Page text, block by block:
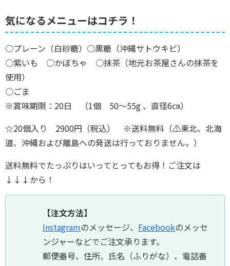
気になるメニューはコチラ！
○プレーン（白砂糖）○黒糖（沖縄サトウキビ）
○紫いも ○かぼちゃ ○抹茶（地元お茶屋さんの抹茶を
使用）
○ごま
※賞味期限：20日 （1個 50〜55g 、直径6㎝）
☆20個入り 2900円（税込） ※送料無料（⚠︎東北、北海
道、沖縄および離島への発送は行っておりません。）
送料無料でたっぷりはいってとってもお得！ご注文は
↓↓↓から！
【注文方法】
Instagramのメッセージ、 Facebookのメッセ
ンジャーなどでご注文承ります。
郵便番号、住所、氏名（ふりがな）、電話番